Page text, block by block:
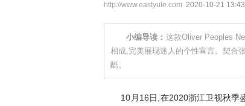
http://www.eastyule.com 2020-10-21
小编导读： 这款Oliver Peoples
相成,完美展现迷人的个性宣言。契合
酷。
10月16日,在2020浙江卫视秋季盛